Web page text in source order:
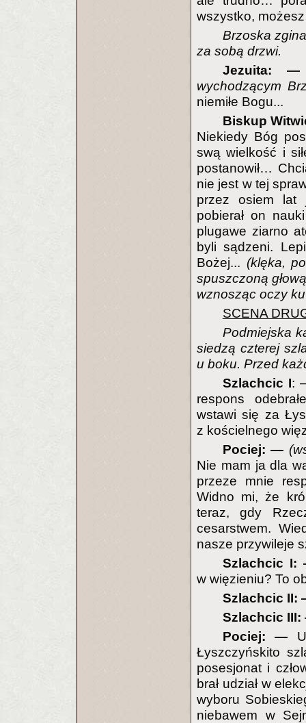
wszystko,
Brzoska
za sobą drzwi.
Jezuita:
wychodzącym
niemiłe Bogu...
Biskup
Niekiedy Bóg
swą wielkość i
postanowił…
nie jest w tej
przez osiem lat
pobierał on
plugawe ziarno
byli sądzeni.
Bożej... (klęka,
spuszczoną
wznosząc oczy
SCENA
Podmiejska
siedzą czterej
u boku. Przed
Szlachcic I:
respons
wstawi się za
z kościelnego
Pociej: —
Nie mam ja dla
przeze mnie
Widno mi, że
teraz, gdy
cesarstwem.
nasze przywileje
Szlachcic
w więzieniu? To
Szlachcic
Szlachcic
Pociej: —
Łyszczyńskito
posesjonat i
brał udział w
wyboru
niebawem w